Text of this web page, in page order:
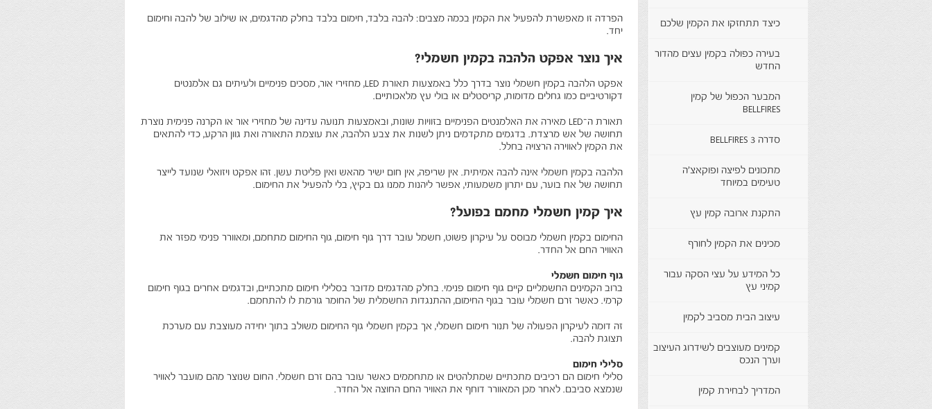
הפרדה זו מאפשרת להפעיל את הקמין בכמה מצבים: להבה בלבד, חימום בלבד בחלק מהדגמים, או שילוב של להבה וחימום
יחד.
איך נוצר אפקט הלהבה בקמין חשמלי?
אפקט הלהבה בקמין חשמלי נוצר בדרך כלל באמצעות תאורת LED, מחזירי אור, מסכים פנימיים ולעיתים גם אלמנטים
דקורטיביים כמו גחלים מדומות, קריסטלים או בולי עץ מלאכותיים.
תאורת ה־LED מאירה את האלמנטים הפנימיים בזוויות שונות, ובאמצעות תנועה עדינה של מחזירי אור או הקרנה פנימית נוצרת
תחושה של אש מרצדת. בדגמים מתקדמים ניתן לשנות את צבע הלהבה, את עוצמת התאורה ואת גוון הרקע, כדי להתאים
את הקמין לאווירה הרצויה בחלל.
הלהבה בקמין חשמלי אינה להבה אמיתית. אין שריפה, אין חום ישיר מהאש ואין פליטת עשן. זהו אפקט ויזואלי שנועד לייצר
תחושה של אח בוער, עם יתרון משמעותי, אפשר ליהנות ממנו גם בקיץ, בלי להפעיל את החימום.
איך קמין חשמלי מחמם בפועל?
החימום בקמין חשמלי מבוסס על עיקרון פשוט, חשמל עובר דרך גוף חימום, גוף החימום מתחמם, ומאוורר פנימי מפזר את
האוויר החם אל החדר.
גוף חימום חשמלי
ברוב הקמינים החשמליים קיים גוף חימום פנימי. בחלק מהדגמים מדובר בסלילי חימום מתכתיים, ובדגמים אחרים בגוף חימום
קרמי. כאשר זרם חשמלי עובר בגוף החימום, ההתנגדות החשמלית של החומר גורמת לו להתחמם.
זה דומה לעיקרון הפעולה של תנור חימום חשמלי, אך בקמין חשמלי גוף החימום משולב בתוך יחידה מעוצבת עם מערכת
תצוגת להבה.
סלילי חימום
סלילי חימום הם רכיבים מתכתיים שמתלהטים או מתחממים כאשר עובר בהם זרם חשמלי. החום שנוצר מהם מועבר לאוויר
שנמצא סביבם. לאחר מכן המאוורר דוחף את האוויר החם החוצה אל החדר.
כיצד תתחזקו את הקמין שלכם
בעירה כפולה בקמין עצים מהדור
החדש
המבער הכפול של קמין
BELLFIRES
סדרה 3 BELLFIRES
מתכונים לפיצה ופוקאצ'ה
טעימים במיוחד
התקנת ארובה קמין עץ
מכינים את הקמין לחורף
כל המידע על עצי הסקה עבור
קמיני עץ
עיצוב הבית מסביב לקמין
קמינים מעוצבים לשידרוג העיצוב
וערך הנכס
המדריך לבחירת קמין